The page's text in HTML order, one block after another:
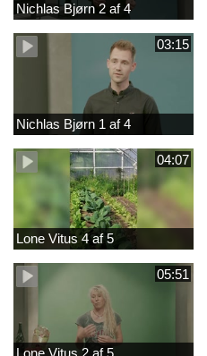
Nichlas Bjørn 2 af 4
03:15
Nichlas Bjørn 1 af 4
04:07
Lone Vitus 4 af 5
05:51